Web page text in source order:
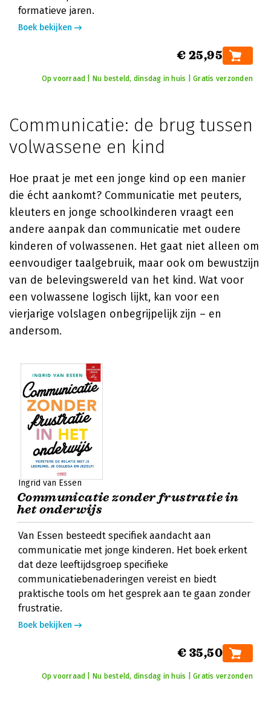
formatieve jaren.
Boek bekijken
€ 25,95
Op voorraad | Nu besteld, dinsdag in huis | Gratis verzonden
Communicatie: de brug tussen
volwassene en kind
Hoe praat je met een jonge kind op een manier
die écht aankomt? Communicatie met peuters,
kleuters en jonge schoolkinderen vraagt een
andere aanpak dan communicatie met oudere
kinderen of volwassenen. Het gaat niet alleen om
eenvoudiger taalgebruik, maar ook om bewustzijn
van de belevingswereld van het kind. Wat voor
een volwassene logisch lijkt, kan voor een
vierjarige volslagen onbegrijpelijk zijn – en
andersom.
Ingrid van Essen
Communicatie zonder frustratie in
het onderwijs
Van Essen besteedt specifiek aandacht aan
communicatie met jonge kinderen. Het boek erkent
dat deze leeftijdsgroep specifieke
communicatiebenaderingen vereist en biedt
praktische tools om het gesprek aan te gaan zonder
frustratie.
Boek bekijken
€ 35,50
Op voorraad | Nu besteld, dinsdag in huis | Gratis verzonden